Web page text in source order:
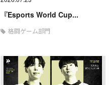
『Esports World Cup...
格闘ゲーム部門